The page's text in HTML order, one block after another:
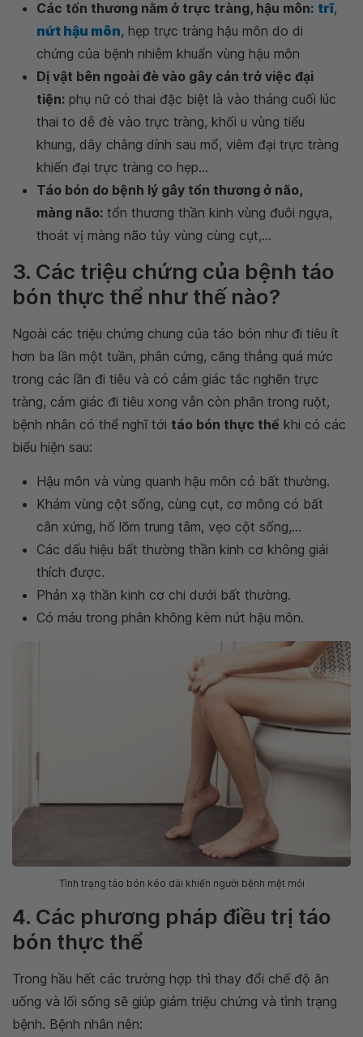
Các tổn thương nằm ở trực tràng, hậu môn: trĩ,
nứt hậu môn, hẹp trực tràng hậu môn do di
chứng của bệnh nhiễm khuẩn vùng hậu môn
Dị vật bên ngoài đè vào gây cản trở việc đại
tiện: phụ nữ có thai đặc biệt là vào tháng cuối lúc
thai to dễ đè vào trực tràng, khối u vùng tiểu
khung, dây chằng dính sau mổ, viêm đại trực tràng
khiến đại trực tràng co hẹp...
Táo bón do bệnh lý gây tổn thương ở não,
màng não: tổn thương thần kinh vùng đuôi ngựa,
thoát vị màng não tủy vùng cùng cụt,...
3. Các triệu chứng của bệnh táo
bón thực thể như thế nào?
Ngoài các triệu chứng chung của táo bón như đi tiêu ít
hơn ba lần một tuần, phân cứng, căng thẳng quá mức
trong các lần đi tiêu và có cảm giác tắc nghẽn trực
tràng, cảm giác đi tiêu xong vẫn còn phân trong ruột,
bệnh nhân có thể nghĩ tới táo bón thực thể khi có các
biểu hiện sau:
Hậu môn và vùng quanh hậu môn có bất thường.
Khám vùng cột sống, cùng cụt, cơ mông có bất
cân xứng, hố lõm trung tâm, vẹo cột sống,...
Các dấu hiệu bất thường thần kinh cơ không giải
thích được.
Phản xạ thần kinh cơ chi dưới bất thường.
Có máu trong phân không kèm nứt hậu môn.
Tình trạng táo bón kéo dài khiến người bệnh mệt mỏi
4. Các phương pháp điều trị táo
bón thực thể
Trong hầu hết các trường hợp thì thay đổi chế độ ăn
uống và lối sống sẽ giúp giảm triệu chứng và tình trạng
bệnh. Bệnh nhân nên: